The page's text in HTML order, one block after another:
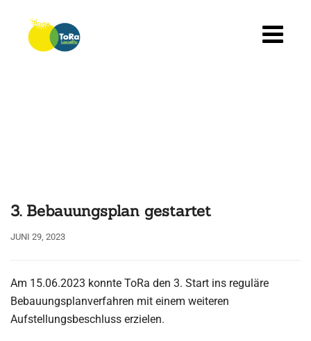
content
3. Bebauungsplan gestartet
JUNI 29, 2023
Am 15.06.2023 konnte ToRa den 3. Start ins reguläre
Bebauungsplanverfahren mit einem weiteren
Aufstellungsbeschluss erzielen.